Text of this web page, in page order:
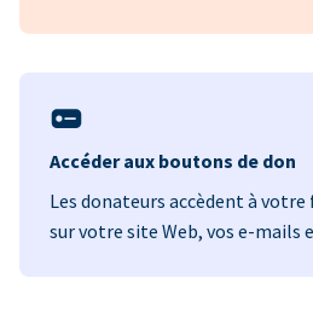
Accéder aux boutons de don
Les donateurs accèdent à
sur votre site Web, vos e-mails